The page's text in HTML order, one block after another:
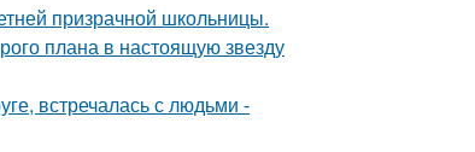
призрачной школьницы.
плана в настоящую звезду
встречалась с людьми -